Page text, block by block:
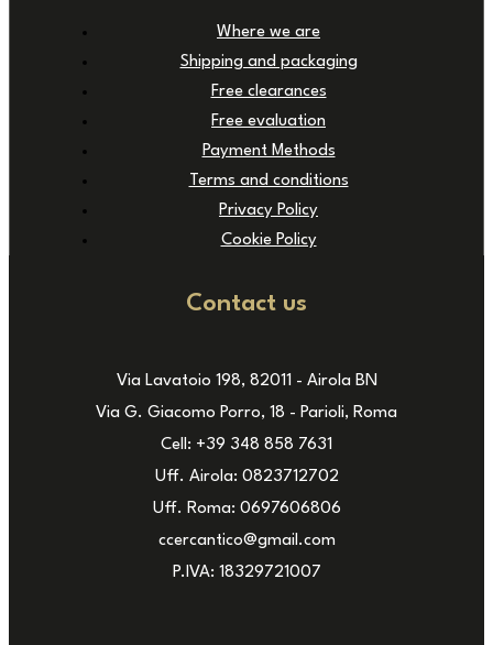
Where we are
Shipping and packaging
Free clearances
Free evaluation
Payment Methods
Terms and conditions
Privacy Policy
Cookie Policy
Contact us
Via Lavatoio 198, 82011 - Airola BN
Via G. Giacomo Porro, 18 - Parioli, Roma
Cell: +39 348 858 7631
Uff. Airola: 0823712702
Uff. Roma: 0697606806
ccercantico@gmail.com
P.IVA: 18329721007